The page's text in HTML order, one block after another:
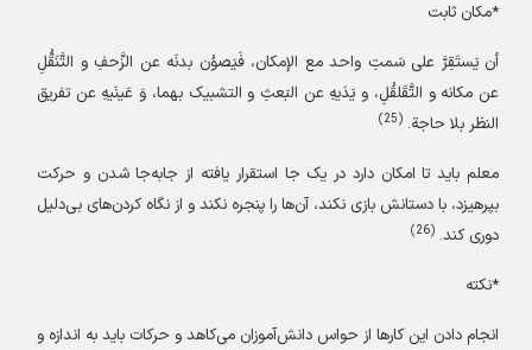
*مکان ثابت
أن یَستَقِرَّ علی سَمتِ واحد مع الإمکان، فَیَصوُن بدنَه عن الزَّحفِ و التَّنَقُّلِ
عن مکانه و التَّقَلقُلِ، و یَدَیهِ عن البَعثِ و التشبیک بهما، وَ عَینَیهِ عن تفریق
النظر بلا حاجة.(25)
معلم باید تا امکان دارد در یک جا استقرار یافته از جابه‌جا شدن و حرکت
بپرهیزد، با دستانش بازی نکند، آن‌ها را پنجره نکند و از نگاه کردن‌های بی‌دلیل
دوری کند.(26)
*نکته
انجام دادن این کارها از حواس دانش‌آموزان می‌کاهد و حرکات باید به اندازه و